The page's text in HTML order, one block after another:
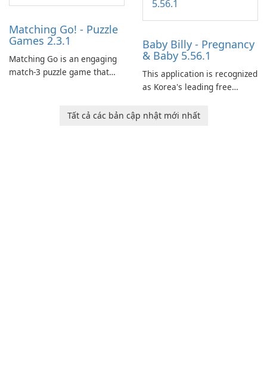
Matching Go! - Puzzle
Games 2.3.1
Matching Go is an engaging
match-3 puzzle game that
Ollie, on an adventurous
Baby Billy - Pregnancy
& Baby 5.56.1
This application is recognized
as Korea's leading free
baby tracking, offering
Tất cả các bản cập nhật mới nhất